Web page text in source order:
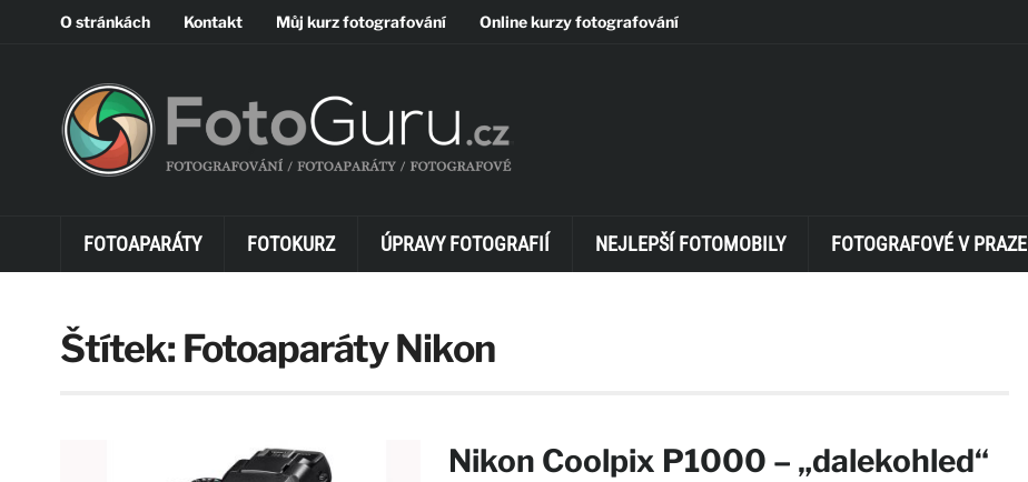
O stránkách Kontakt Můj kurz fotografování Online kurzy fotografování
FOTOAPARÁTY FOTOKURZ ÚPRAVY FOTOGRAFIÍ NEJLEPŠÍ FOTOMOBILY FOTOGRAFOVÉ V PRAZE
Štítek: Fotoaparáty Nikon
Nikon Coolpix P1000 – „dalekohled“